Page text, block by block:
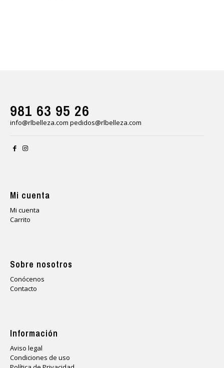
981 63 95 26
info@rlbelleza.com pedidos@rlbelleza.com
Mi cuenta
Mi cuenta
Carrito
Sobre nosotros
Conócenos
Contacto
Información
Aviso legal
Condiciones de uso